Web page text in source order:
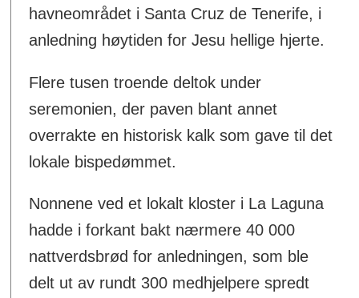
havneområdet i Santa Cruz de Tenerife, i
anledning høytiden for Jesu hellige hjerte.
Flere tusen troende deltok under
seremonien, der paven blant annet
overrakte en historisk kalk som gave til det
lokale bispedømmet.
Nonnene ved et lokalt kloster i La Laguna
hadde i forkant bakt nærmere 40 000
nattverdsbrød for anledningen, som ble
delt ut av rundt 300 medhjelpere spredt